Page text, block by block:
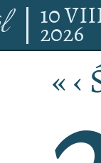
10
2026
«‹